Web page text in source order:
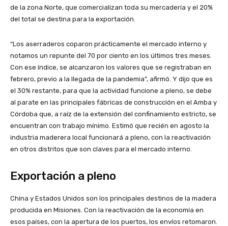
de la zona Norte, que comercializan toda su mercadería y el 20%
del total se destina para la exportación.
“Los aserraderos coparon prácticamente el mercado interno y
notamos un repunte del 70 por ciento en los últimos tres meses.
Con ese índice, se alcanzaron los valores que se registraban en
febrero, previo a la llegada de la pandemia”, afirmó. Y dijo que es
el 30% restante, para que la actividad funcione a pleno, se debe
al parate en las principales fábricas de construcción en el Amba y
Córdoba que, a raíz de la extensión del confinamiento estricto, se
encuentran con trabajo mínimo. Estimó que recién en agosto la
industria maderera local funcionará a pleno, con la reactivación
en otros distritos que son claves para el mercado interno.
Exportación a pleno
China y Estados Unidos son los principales destinos de la madera
producida en Misiones. Con la reactivación de la economía en
esos países, con la apertura de los puertos, los envíos retomaron.